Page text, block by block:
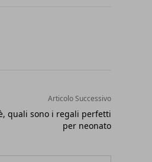
Articolo Successivo
quali sono i regali perfetti
per neonato